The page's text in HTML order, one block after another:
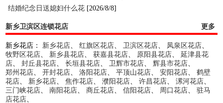
结婚纪念日送媳妇什么花 [2026/8/8]
新乡卫滨区连锁花店 更多
新乡花店： 新乡花店、红旗区花店、卫滨区花店、 凤泉区花店、
牧野区花店、 新乡县花店、获嘉县花店、 原阳县花店、 延津县花
店、封丘县花店、长垣县花店、卫辉市花店、辉县市花店、
郑州花店、开封花店、洛阳花店、平顶山花店、安阳花店、鹤壁
花店、 新乡花店、焦作花店、濮阳花店、许昌花店、漯河花店、
三门峡花店、南阳花店、商丘花店、信阳花店、 周口花店、驻马
店花店、